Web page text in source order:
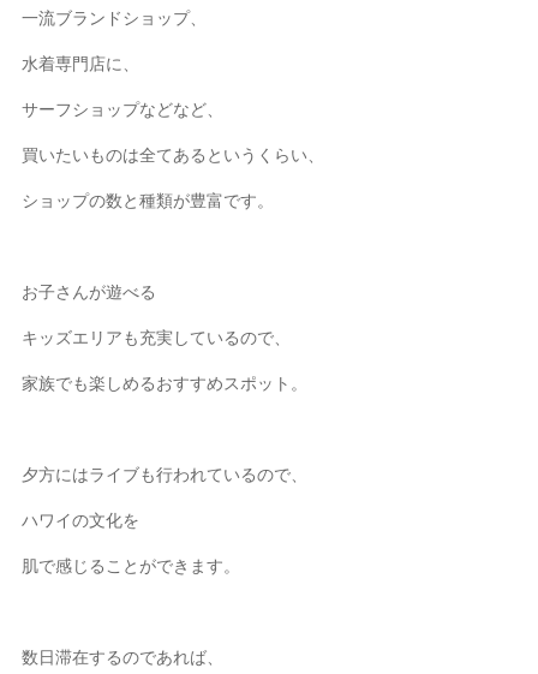
一流ブランドショップ、
水着専門店に、
サーフショップなどなど、
買いたいものは全てあるというくらい、
ショップの数と種類が豊富です。
お子さんが遊べる
キッズエリアも充実しているので、
家族でも楽しめるおすすめスポット。
夕方にはライブも行われているので、
ハワイの文化を
肌で感じることができます。
数日滞在するのであれば、